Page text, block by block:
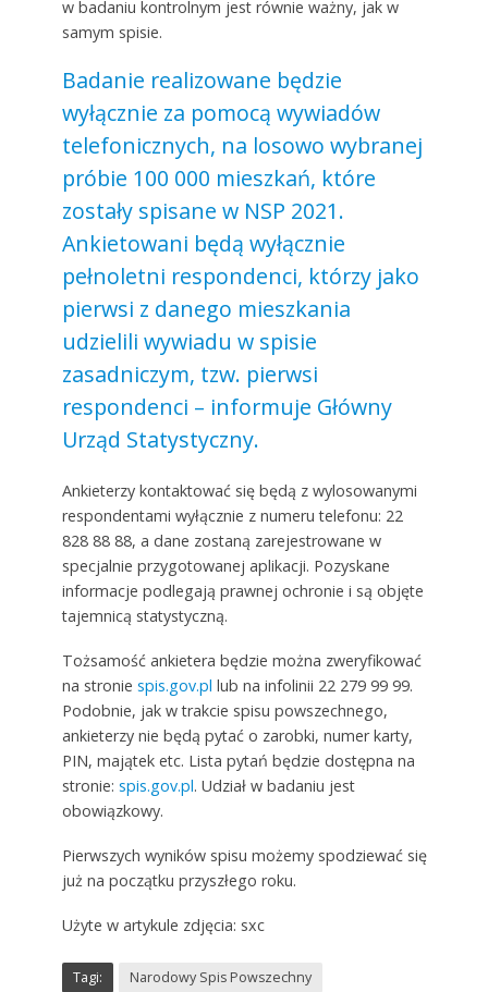
w badaniu kontrolnym jest równie ważny, jak w
samym spisie.
Badanie realizowane będzie
wyłącznie za pomocą wywiadów
telefonicznych, na losowo wybranej
próbie 100 000 mieszkań, które
zostały spisane w NSP 2021.
Ankietowani będą wyłącznie
pełnoletni respondenci, którzy jako
pierwsi z danego mieszkania
udzielili wywiadu w spisie
zasadniczym, tzw. pierwsi
respondenci – informuje Główny
Urząd Statystyczny.
Ankieterzy kontaktować się będą z wylosowanymi
respondentami wyłącznie z numeru telefonu: 22
828 88 88, a dane zostaną zarejestrowane w
specjalnie przygotowanej aplikacji. Pozyskane
informacje podlegają prawnej ochronie i są objęte
tajemnicą statystyczną.
Tożsamość ankietera będzie można zweryfikować
na stronie spis.gov.pl lub na infolinii 22 279 99 99.
Podobnie, jak w trakcie spisu powszechnego,
ankieterzy nie będą pytać o zarobki, numer karty,
PIN, majątek etc. Lista pytań będzie dostępna na
stronie: spis.gov.pl. Udział w badaniu jest
obowiązkowy.
Pierwszych wyników spisu możemy spodziewać się
już na początku przyszłego roku.
Użyte w artykule zdjęcia: sxc
Tagi:
Narodowy Spis Powszechny